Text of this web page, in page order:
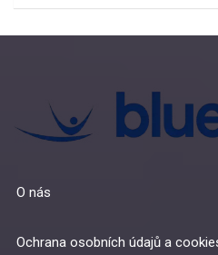
O nás
Ochrana osobních údajů a